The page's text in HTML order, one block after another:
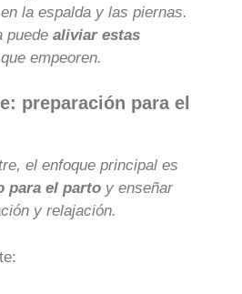
la espalda y las piernas.
puede aliviar estas
empeoren.
preparación para el
el enfoque principal es
para el parto y enseñar
y relajación.